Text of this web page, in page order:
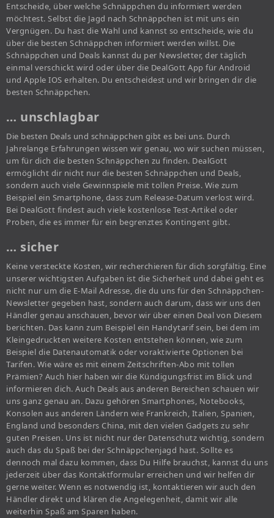
Entscheide, über welche Schnäppchen du informiert werden
möchtest. Selbst die Jagd nach Schnäppchen ist mit uns ein
Vergnügen. Du hast die Wahl und kannst so entscheide, wie du
über die besten Schnäppchen informiert werden willst. Die
Schnäppchen und Deals kannst du per Newsletter, der täglich
einmal verschickt wird oder über die DealGott App für Android
und Apple IOS erhalten. Du entscheidest und wir bringen dir die
besten Schnäppchen.
… unschlagbar
Die besten Deals und schnäppchen gibt es bei uns. Durch
Jahrelange Erfahrungen wissen wir genau, wo wir suchen müssen,
um für dich die besten Schnäppchen zu finden. DealGott
ermöglicht dir nicht nur die besten Schnäppchen und Deals,
sondern auch viele Gewinnspiele mit tollen Preise. Wie zum
Beispiel ein Smartphone, dass zum Release-Datum verlost wird.
Bei DealGott findest auch viele kostenlose Test-Artikel oder
Proben, die es immer für ein begrenztes Kontingent gibt.
… sicher
Keine versteckte Kosten, wir recherchieren für dich sorgfältig. Eine
unserer wichtigsten Aufgaben ist die Sicherheit und dabei geht es
nicht nur um die E-Mail Adresse, die du uns für den Schnäppchen-
Newsletter gegeben hast, sondern auch darum, dass wir uns den
Händler genau anschauen, bevor wir über einen Deal von Diesem
berichten. Das kann zum Beispiel ein Handytarif sein, bei dem im
Kleingedruckten weitere Kosten entstehen können, wie zum
Beispiel die Datenautomatik oder voraktivierte Optionen bei
Tarifen. Wie wäre es mit einem Zeitschriften-Abo mit tollen
Prämien? Auch hier haben wir die Kündigungsfrist im Blick und
informieren dich. Auch Deals aus anderen Bereichen schauen wir
uns ganz genau an. Dazu gehören Smartphones, Notebooks,
Konsolen aus anderen Ländern wie Frankreich, Italien, Spanien,
England und besonders China, mit den vielen Gadgets zu sehr
guten Preisen. Uns ist nicht nur der Datenschutz wichtig, sondern
auch das du Spaß bei der Schnäppchenjagd hast. Sollte es
dennoch mal dazu kommen, dass Du Hilfe brauchst, kannst du uns
jederzeit über das Kontaktformular erreichen und wir helfen dir
gerne weiter. Wenn es notwendig ist, kontaktieren wir auch den
Händler direkt und klären die Angelegenheit, damit wir alle
weiterhin Spaß am Sparen haben.